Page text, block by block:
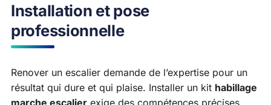
Installation et pose
professionnelle
Renover un escalier demande de l’expertise pour un
résultat qui dure et qui plaise. Installer un kit habillage
marche escalier exige des compétences précises.